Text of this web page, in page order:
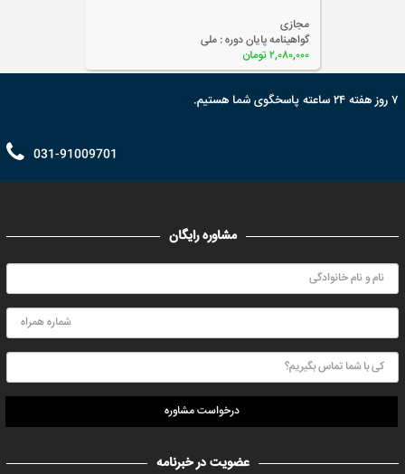
گواهینامه پایان دوره :ملی
۲,۰۸۰,۰۰۰ تومان
۷ روز هفته ۲۴ ساعته پاسخگوی شما هستیم.
031-91009701
مشاوره رایگان
درخواست مشاوره
عضویت در خبرنامه